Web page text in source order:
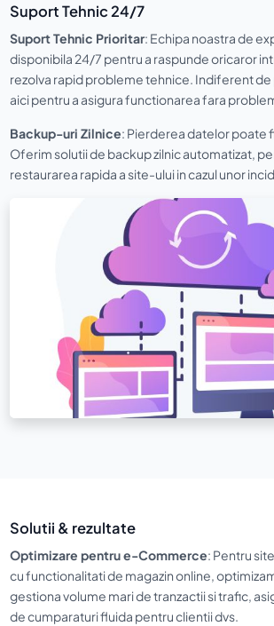
Suport Tehnic 24/7
Suport Tehnic Prioritar: Echipa noastra de
disponibila 24/7 pentru a raspunde oricaror
rezolva rapid probleme tehnice. Indiferent
aici pentru a asigura functionarea fara
Backup-uri Zilnice: Pierderea datelor poate
Oferim solutii de backup zilnic automatizat,
restaurarea rapida a site-ului in cazul unor
Solutii & rezultate
Optimizare pentru e-Commerce: Pentru
cu functionalitati de magazin online,
gestiona volume mari de tranzactii si trafic,
de cumparaturi fluida pentru clientii dvs.